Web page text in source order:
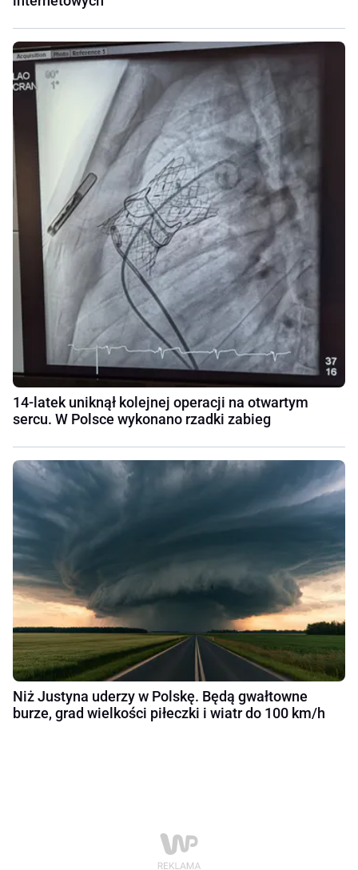
14-latek uniknął kolejnej operacji na otwartym
sercu. W Polsce wykonano rzadki zabieg
Niż Justyna uderzy w Polskę. Będą gwałtowne
burze, grad wielkości piłeczki i wiatr do 100 km/h